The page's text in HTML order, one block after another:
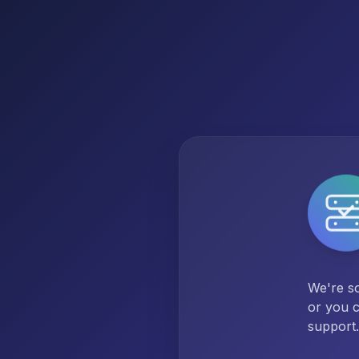
We're
or you
support.